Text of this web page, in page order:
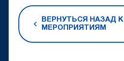
ВЕРНУТЬСЯ НАЗАД К
МЕРОПРИЯТИЯМ